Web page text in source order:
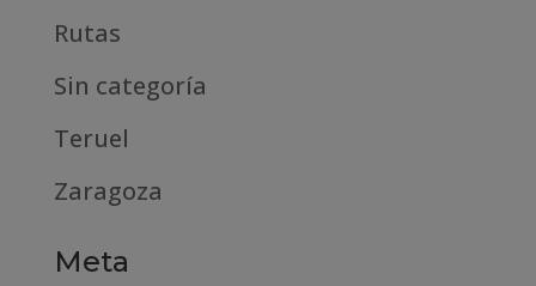
Rutas
Sin categoría
Teruel
Zaragoza
Meta